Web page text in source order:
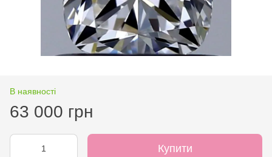
В наявності
63 000 грн
Купити